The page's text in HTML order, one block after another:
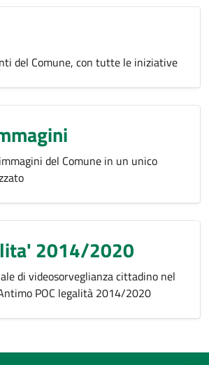
del Comune, con tutte le iniziative
del Comune in un unico
2014/2020
di videosorveglianza cittadino nel
POC legalità 2014/2020